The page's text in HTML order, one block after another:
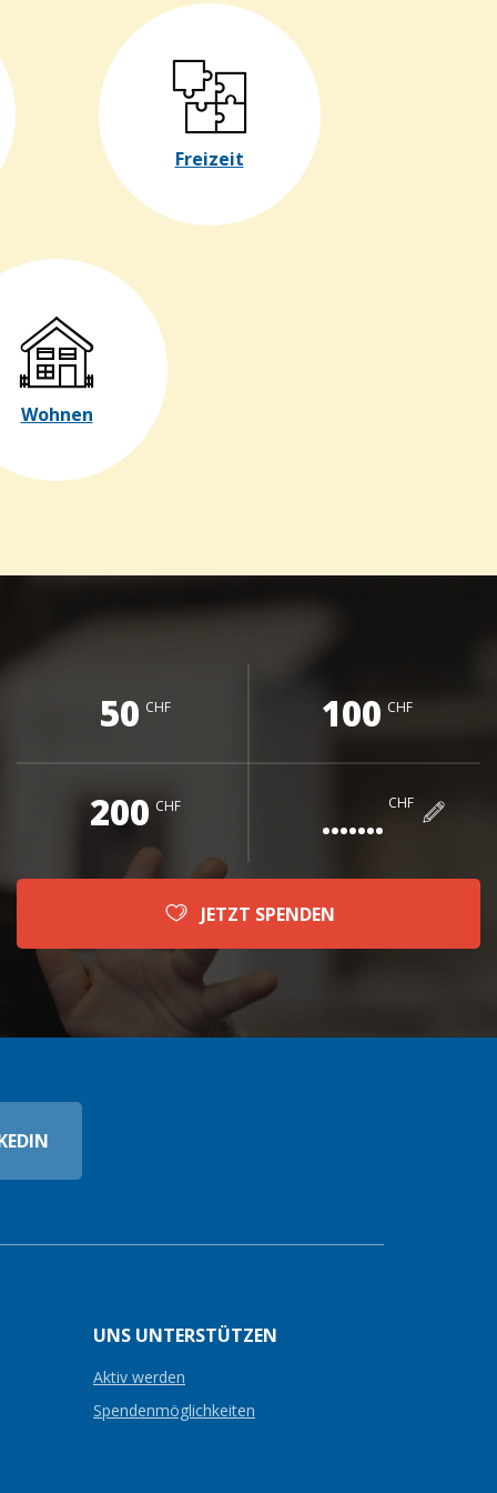
Freizeit
Wohnen
50 CHF 100 CHF
200 CHF CHF
JETZT SPENDEN
UNS UNTERSTÜTZEN
Aktiv werden
Spendenmöglichkeiten